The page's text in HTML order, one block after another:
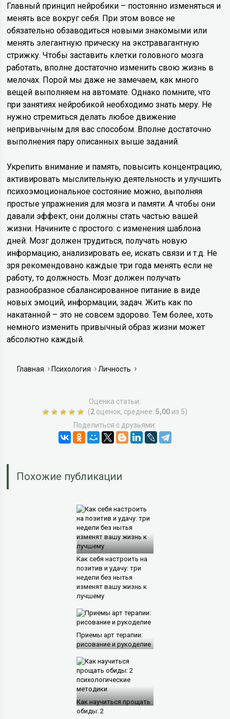
Главный принцип нейробики – постоянно изменяться и
менять все вокруг себя. При этом вовсе не
обязательно обзаводиться новыми знакомыми или
менять элегантную прическу на экстравагантную
стрижку. Чтобы заставить клетки головного мозга
работать, вполне достаточно изменить свою жизнь в
мелочах. Порой мы даже не замечаем, как много
вещей выполняем на автомате. Однако помните, что
при занятиях нейробикой необходимо знать меру. Не
нужно стремиться делать любое движение
непривычным для вас способом. Вполне достаточно
выполнения пару описанных выше заданий.
Укрепить внимание и память, повысить концентрацию,
активировать мыслительную деятельность и улучшить
психоэмоциональное состояние можно, выполняя
простые упражнения для мозга и памяти. А чтобы они
давали эффект, они должны стать частью вашей
жизни. Начините с простого: с изменения шаблона
дней. Мозг должен трудиться, получать новую
информацию, анализировать ее, искать связи и т.д. Не
зря рекомендовано каждые три года менять если не
работу, то должность. Мозг должен получать
разнообразное сбалансированное питание в виде
новых эмоций, информации, задач. Жить как по
накатанной – это не совсем здорово. Тем более, хоть
немного изменить привычный образ жизни может
абсолютно каждый.
Главная Психология Личность
Оценка статьи:
(2оценок, среднее: 5,00из 5)
Поделиться с друзьями:
Похожие публикации
Как себя настроить на
позитив и удачу: три
недели без нытья
изменят вашу жизнь к
лучшему
Приемы арт терапии:
рисование и рукоделие
Как научиться прощать
обиды: 2